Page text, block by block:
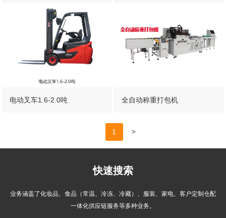
电动叉车1.6-2.0吨 全自动称重打包机
1 >
快速搜索
业务涵盖了化妆品、食品（常温、冷冻、冷藏）、服装、家电、客户定制仓配
一体化供应链服务等多种业务。